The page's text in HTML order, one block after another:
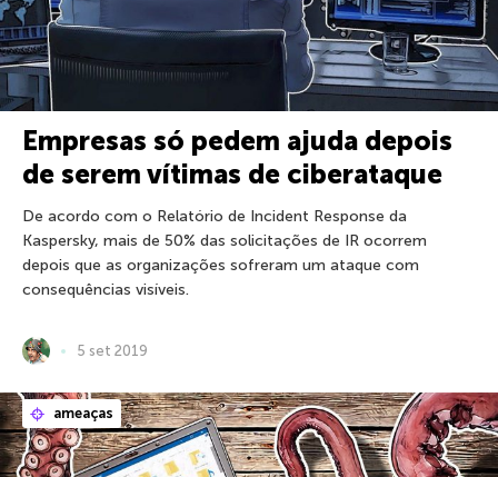
Empresas só pedem ajuda depois
de serem vítimas de ciberataque
De acordo com o Relatório de Incident Response da
Kaspersky, mais de 50% das solicitações de IR ocorrem
depois que as organizações sofreram um ataque com
consequências visíveis.
5 set 2019
ameaças